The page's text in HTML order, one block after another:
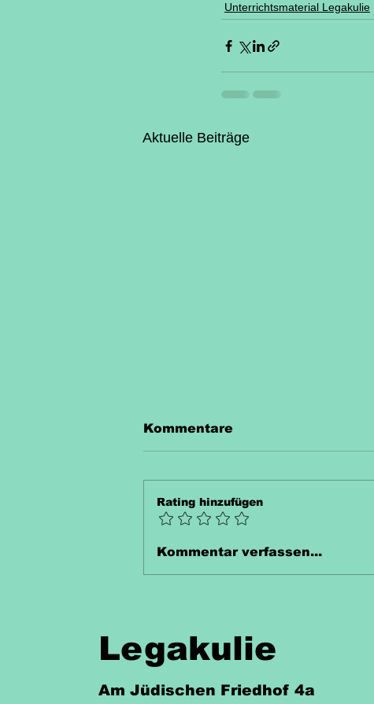
Unterrichtsmaterial Legakulie
Aktuelle Beiträge
Unterrichtsmaterial
Kommentare
Rating hinzufügen
Kommentar verfassen...
Legakulie
Am Jüdischen Friedhof 4a